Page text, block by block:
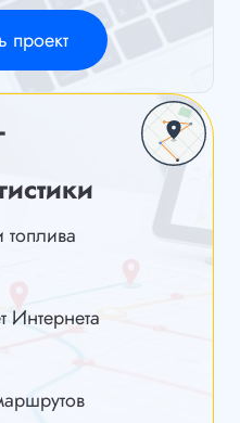
проект
Интернета